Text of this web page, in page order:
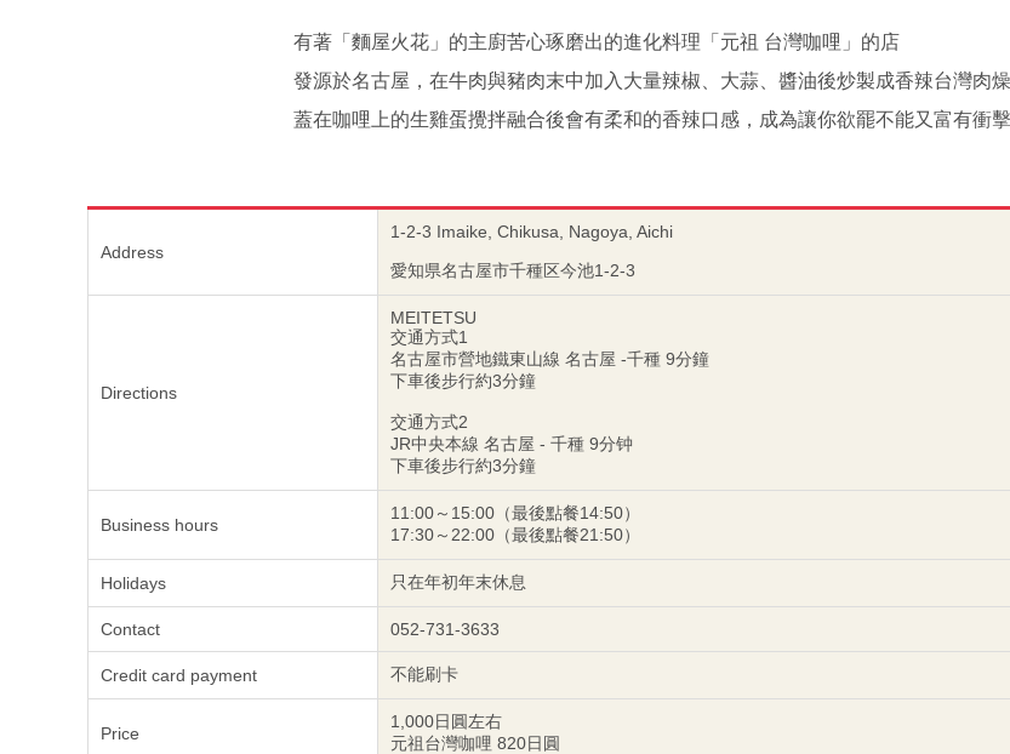
有著「麵屋火花」的主廚苦心琢磨出的進化料理「元祖 台灣咖哩」的店
發源於名古屋，在牛肉與豬肉末中加入大量辣椒、大蒜、醬油後炒製成香辣台灣肉
蓋在咖哩上的生雞蛋攪拌融合後會有柔和的香辣口感，成為讓你欲罷不能又富有衝擊
Address
1-2-3 Imaike, Chikusa, Nagoya, Aichi
愛知県名古屋市千種区今池1-2-3
Directions
MEITETSU
交通方式1
名古屋市營地鐵東山線 名古屋 -千種 9分鐘
下車後步行約3分鐘
交通方式2
JR中央本線 名古屋 - 千種 9分钟
下車後步行約3分鐘
Business hours
11:00～15:00（最後點餐14:50）
17:30～22:00（最後點餐21:50）
Holidays 只在年初年末休息
Contact 052-731-3633
Credit card payment 不能刷卡
Price
1,000日圓左右
元祖台灣咖哩 820日圓